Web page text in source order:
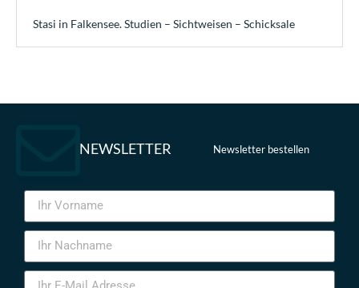
Stasi in Falkensee. Studien – Sichtweisen – Schicksale
NEWSLETTER Newsletter bestellen